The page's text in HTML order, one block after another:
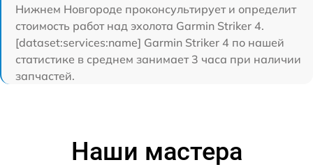
Нижнем Новгороде проконсультирует и определит
стоимость работ над эхолота Garmin Striker 4.
[dataset:services:name] Garmin Striker 4 по нашей
статистике в среднем занимает 3 часа при наличии
запчастей.
Наши мастера